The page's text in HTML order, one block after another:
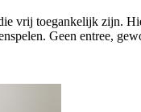
vrij toegankelijk zijn.
Geen entree,